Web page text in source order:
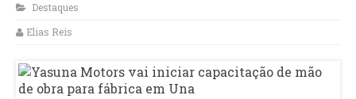
Destaques
Elias Reis